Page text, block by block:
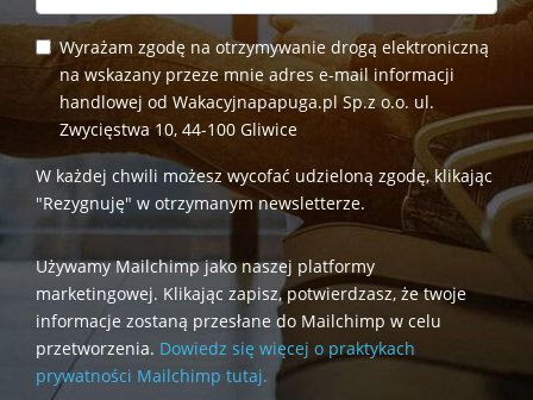
Wyrażam zgodę na otrzymywanie drogą elektroniczną
na wskazany przeze mnie adres e-mail informacji
handlowej od Wakacyjnapapuga.pl Sp.z o.o. ul.
Zwycięstwa 10, 44-100 Gliwice
W każdej chwili możesz wycofać udzieloną zgodę, klikając
"Rezygnuję" w otrzymanym newsletterze.
Używamy Mailchimp jako naszej platformy
marketingowej. Klikając zapisz, potwierdzasz, że twoje
informacje zostaną przesłane do Mailchimp w celu
przetworzenia. Dowiedz się więcej o praktykach
prywatności Mailchimp tutaj.